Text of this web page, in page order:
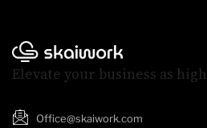
Elevate your business as
Office@skaiwork.com